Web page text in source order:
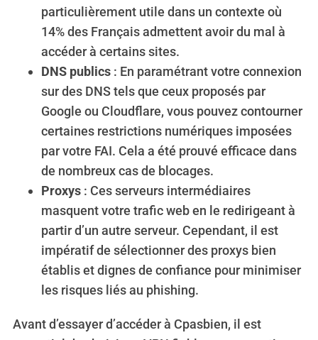
particulièrement utile dans un contexte où
14% des Français admettent avoir du mal à
accéder à certains sites.
DNS publics: En paramétrant votre connexion
sur des DNS tels que ceux proposés par
Google ou Cloudflare, vous pouvez contourner
certaines restrictions numériques imposées
par votre FAI. Cela a été prouvé efficace dans
de nombreux cas de blocages.
Proxys: Ces serveurs intermédiaires
masquent votre trafic web en le redirigeant à
partir d’un autre serveur. Cependant, il est
impératif de sélectionner des proxys bien
établis et dignes de confiance pour minimiser
les risques liés au phishing.
Avant d’essayer d’accéder à Cpasbien, il est